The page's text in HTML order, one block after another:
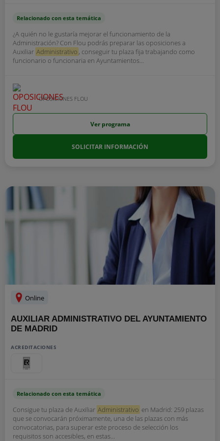
Relacionado con esta temática
¿A quién no le gustaría mejorar el funcionamiento de la
Administración? Con Flou podrás preparar las oposiciones a
Auxiliar Administrativo , conseguir tu plaza fija trabajando como
funcionario o funcionaria en Ayuntamientos...
OPOSICIONES FLOU
Ver programa
SOLICITAR INFORMACIÓN
Online
AUXILIAR ADMINISTRATIVO DEL AYUNTAMIENTO
DE MADRID
ACREDITACIONES
Relacionado con esta temática
Consigue tu plaza de Auxiliar Administrativo en Madrid: 259 plazas
que se convocarán próximamente, una de las plazas con más
convocatorias, para superar este proceso de selección los
requisitos son accesibles, en estas...